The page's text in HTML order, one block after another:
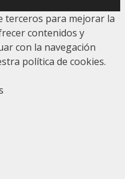
terceros para mejorar la
contenidos y
con la navegación
política de cookies.